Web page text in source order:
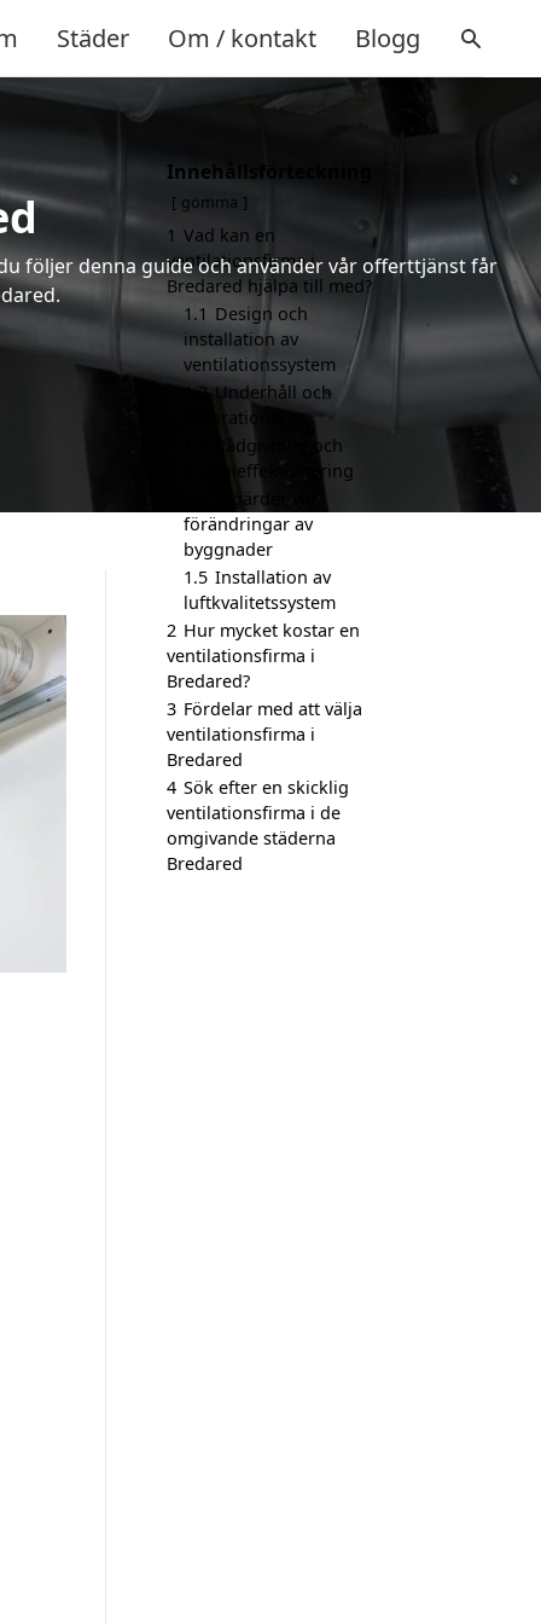
Städer Om / kontakt Blogg
följer denna guide och använder vår offerttjänst får
Innehållsförteckning
gömma
1 Vad kan en
ventilationsfirma i
Bredared hjälpa till med?
1.1 Design och
installation av
ventilationssystem
1.2 Underhåll och
reparationer
Rådgivning och
energieffektivisering
Åtgärder vid
förändringar av
byggnader
1.5 Installation av
luftkvalitetssystem
2 Hur mycket kostar en
ventilationsfirma i
Bredared?
3 Fördelar med att välja
ventilationsfirma i
Bredared
4 Sök efter en skicklig
ventilationsfirma i de
omgivande städerna
Bredared